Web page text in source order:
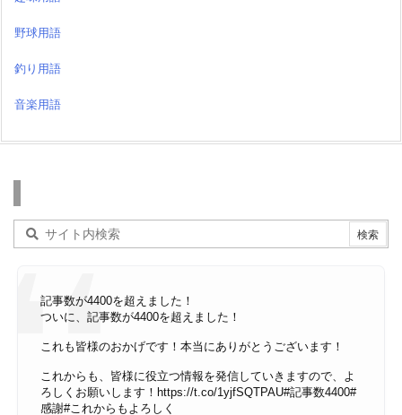
野球用語
釣り用語
音楽用語
記事数が4400を超えました！
ついに、記事数が4400を超えました！
これも皆様のおかげです！本当にありがとうございます！
これからも、皆様に役立つ情報を発信していきますので、よ
ろしくお願いします！ https://t.co/1yjfSQTPAU#記事数4400#
感謝#これからもよろしく